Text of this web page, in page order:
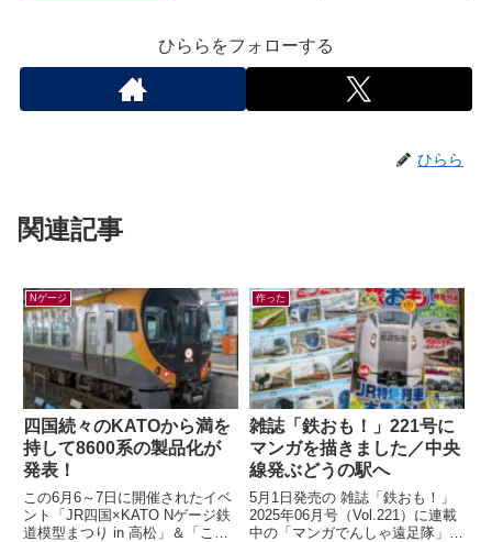
ひららをフォローする
ひらら
関連記事
Nゲージ
四国続々のKATOから満を
持して8600系の製品化が
発表！
この6月6～7日に開催されたイベ
ント「JR四国×KATO Nゲージ鉄
道模型まつり in 高松」＆「こと
作った
雑誌「鉄おも！」221号に
マンガを描きました／中央
線発ぶどうの駅へ
5月1日発売の 雑誌「鉄おも！」
2025年06月号（Vol.221）に連載
中の「マンガでんしゃ遠足隊」最